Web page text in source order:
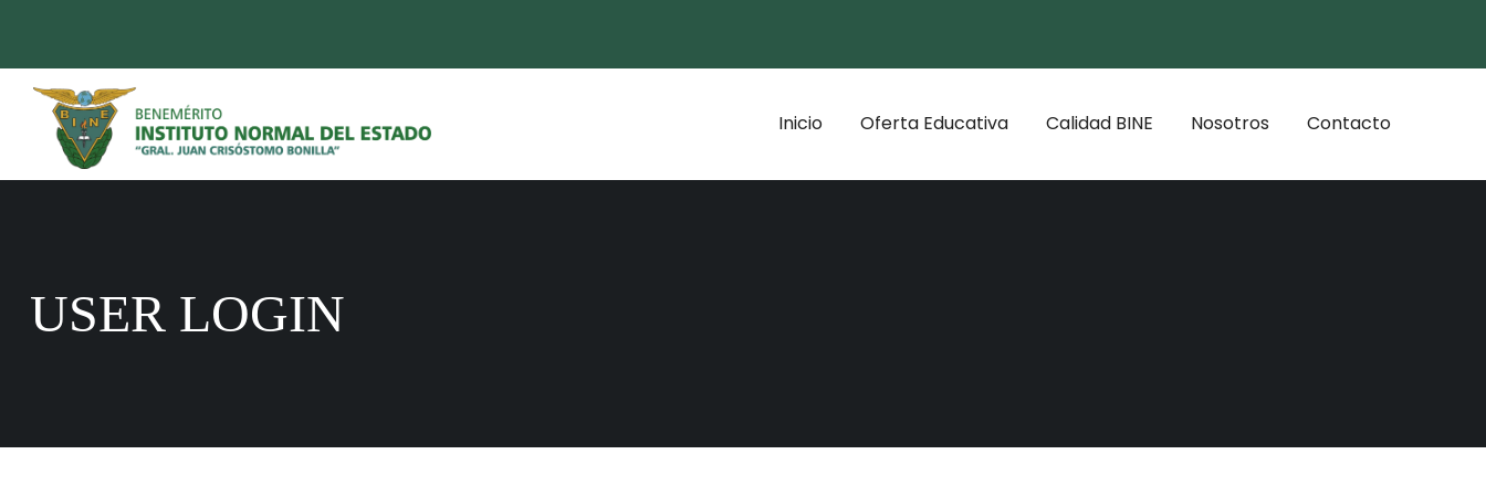
Inicio Oferta Educativa Calidad BINE Nosotros Contacto
USER LOGIN